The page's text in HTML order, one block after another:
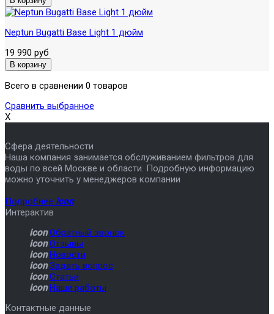
Neptun Bugatti Base Light 1 дюйм
19 990 руб
Всего в сравнении 0 товаров
Сравнить выбранное
X
Сфера деятельности
Наша компания занимается обслуживанием фильтров для
воды по всей Москве и области. Подробную информацию
можно уточнить у менеджеров компании
Подробнее icon
Интерактив
icon Обратный звонок
icon Отзывы
icon Новости
icon Задать вопрос
icon Статьи
icon Наши работы
Контактные данные